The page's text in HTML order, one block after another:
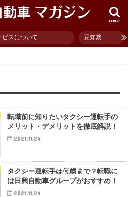
search
ビスについて 豆知識
転職前に知りたいタクシー運転手の
メリット・デメリットを徹底解説！
2021.11.24
タクシー運転手は何歳まで？転職に
は日興自動車グループがおすすめ！
2021.11.24